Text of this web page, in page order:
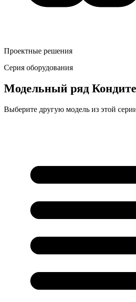
Проектные решения
Серия оборудования
Модельный ряд
Выберите другую модель из этой